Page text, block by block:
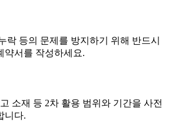
락 등의 문제를 방지하기 위해 반드시
약서를 작성하세요.
소재 등 2차 활용 범위와 기간을 사전
니다.